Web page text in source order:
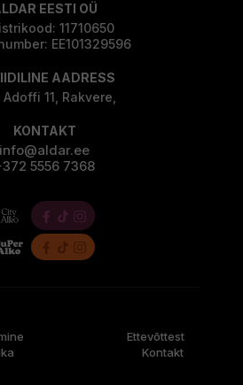
EESTI OÜ
11710650
EE101329596
AADRESS
Adoffi 11, Rakvere,
KONTAKT
info@aldar.ee
5556 7368
Ettevõttest
Kontakt